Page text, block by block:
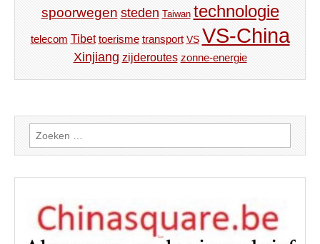
spoorwegen steden Taiwan technologie
telecom Tibet toerisme transport VS VS-China
Xinjiang zijderoutes zonne-energie
Zoeken
naar: